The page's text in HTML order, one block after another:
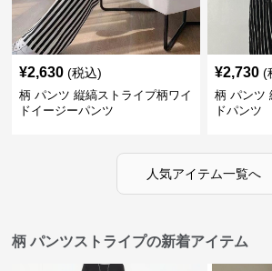
¥2,630 (税込)
柄 パンツ 縦縞ストライプ柄ワイ
ドイージーパンツ
¥2,730 (
柄 パンツ
ドパンツ
人気アイテム一覧へ
柄 パンツストライプの新着アイテム